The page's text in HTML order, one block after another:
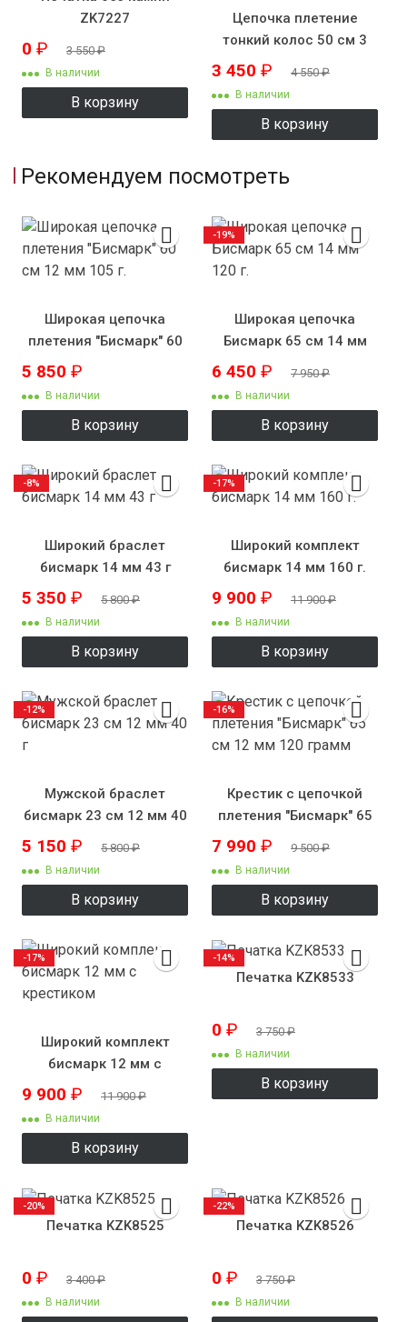
ZK7227
0 ₽ 3 550₽
В наличии
В корзину
Цепочка плетение
тонкий колос 50 см 3
3 450 ₽ 4 550₽
В наличии
В корзину
Рекомендуем посмотреть
Широкая цепочка
плетения "Бисмарк" 60
см 12 мм 105 г.
5 850 ₽
В наличии
В корзину
Широкая цепочка
Бисмарк 65 см 14 мм
6 450 ₽ 7 950₽
В наличии
В корзину
-19%
Широкий браслет
бисмарк 14 мм 43 г
5 350 ₽ 5 800₽
В наличии
В корзину
-8%
Широкий комплект
бисмарк 14 мм 160 г.
9 900 ₽ 11 900₽
В наличии
В корзину
-17%
Мужской браслет
бисмарк 23 см 12 мм 40
5 150 ₽ 5 800₽
В наличии
В корзину
-12%
Крестик с цепочкой
плетения "Бисмарк" 65
см 12 мм 120 грамм
7 990 ₽ 9 500₽
В наличии
В корзину
-16%
Широкий комплект
бисмарк 12 мм с
крестиком
9 900 ₽ 11 900₽
В наличии
В корзину
-17%
Печатка KZK8533
0 ₽ 3 750₽
В наличии
В корзину
-14%
Печатка KZK8525
0 ₽ 3 400₽
В наличии
-20%
Печатка KZK8526
0 ₽ 3 750₽
В наличии
-22%